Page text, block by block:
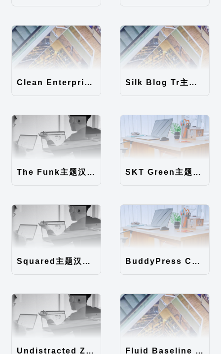
Clean Enterprise主题汉化包 Silk Blog Tr主题汉化包
The Funk主题汉化包 SKT Green主题汉化包
Squared主题汉化包 BuddyPress Colours主题汉化包
Undistracted Zen主题汉化包 Fluid Baseline Grid主题汉化包